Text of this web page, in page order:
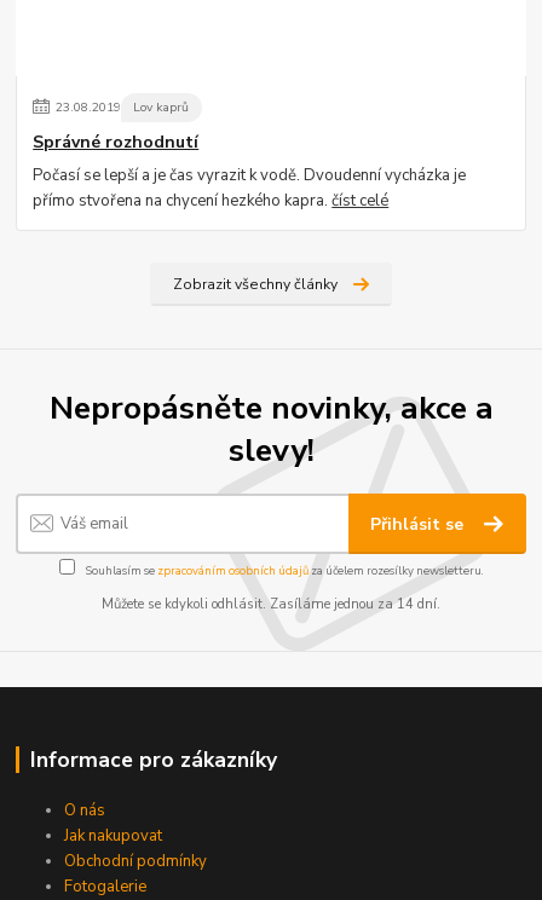
23.08.2019 Lov kaprů
Správné rozhodnutí
Počasí se lepší a je čas vyrazit k vodě. Dvoudenní vycházka je
přímo stvořena na chycení hezkého kapra.číst celé
Zobrazit všechny články
Nepropásněte novinky, akce a
slevy!
Přihlásit se
Souhlasím se zpracováním osobních údajůza účelem rozesílky newsletteru.
Můžete se kdykoli odhlásit. Zasíláme jednou za 14 dní.
Informace pro zákazníky
O nás
Jak nakupovat
Obchodní podmínky
Fotogalerie